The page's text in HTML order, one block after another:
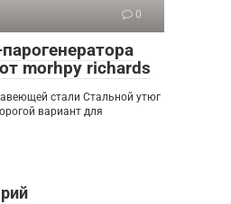
0
morhpy richards
стали Стальной утюг
вариант для